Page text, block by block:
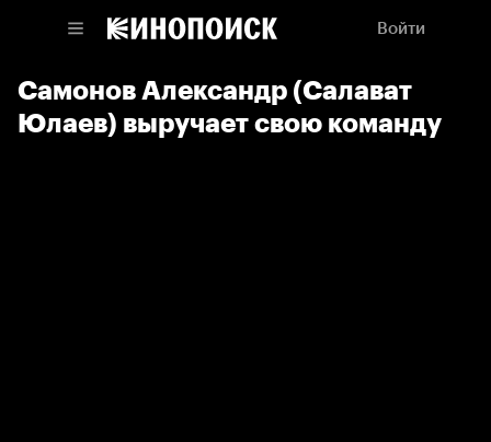
Войти
Самонов Александр (Салават
Юлаев) выручает свою команду